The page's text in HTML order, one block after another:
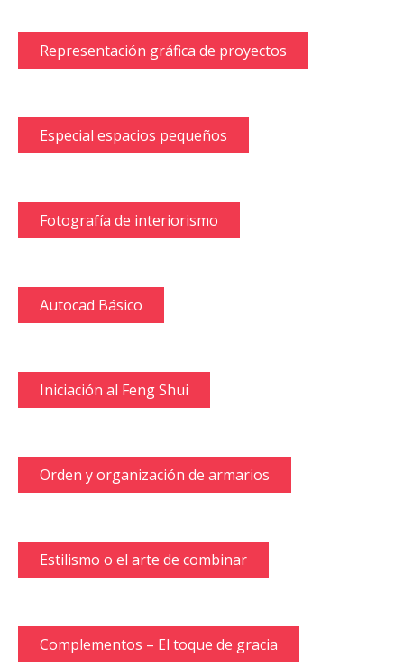
Representación gráfica de proyectos
Especial espacios pequeños
Fotografía de interiorismo
Autocad Básico
Iniciación al Feng Shui
Orden y organización de armarios
Estilismo o el arte de combinar
Complementos – El toque de gracia